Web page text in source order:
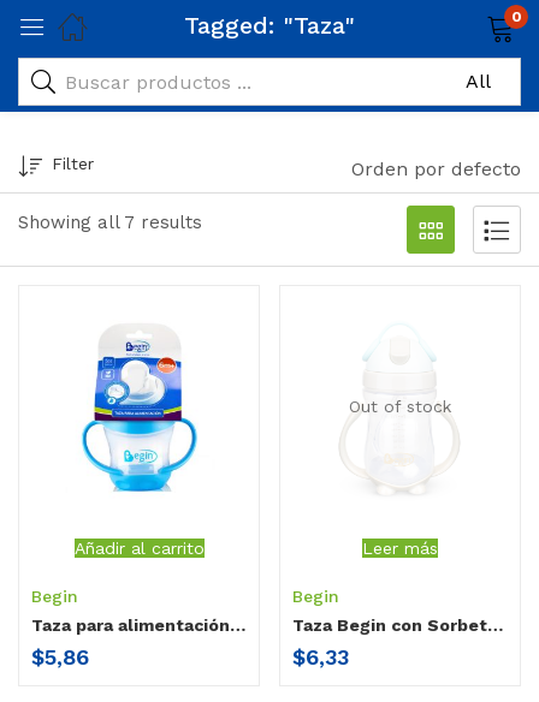
Tagged: "Taza" 0
Showing all 7 results
Filter Orden por defecto
Añadir al carrito
Begin
Taza para alimentación Begin doble agarradera 150ml
$5,86
Out of stock
Leer más
Begin
Taza Begin con Sorbete 300ml
$6,33